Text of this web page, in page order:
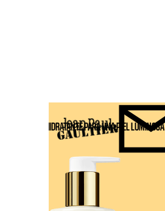
UNA LECHE HIDRATANTE PARA UNA PIEL LUMINOSA